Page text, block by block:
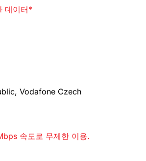
데이터*
Vodafone Czech
속도로 무제한 이용.